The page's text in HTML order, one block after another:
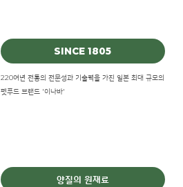
SINCE 1805
220여년 전통의 전문성과 기술력을 가진 일본 최대 규모의
펫푸드 브랜드 '이나바'
양질의 원재료